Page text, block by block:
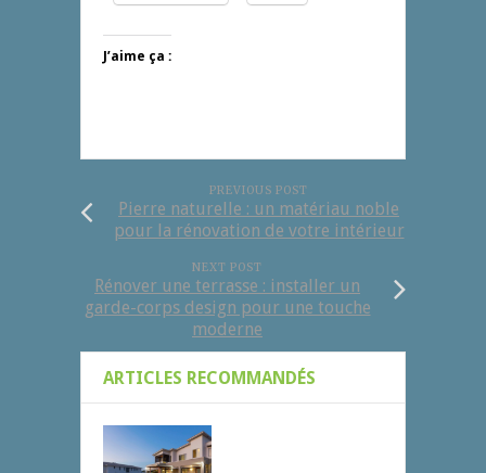
J’aime ça :
PREVIOUS POST
Pierre naturelle : un matériau noble
pour la rénovation de votre intérieur
NEXT POST
Rénover une terrasse : installer un
garde-corps design pour une touche
moderne
ARTICLES RECOMMANDÉS